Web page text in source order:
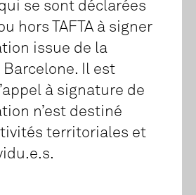
se sont déclarées
hors TAFTA à signer
issue de la
Il est
à signature de
n’est destiné
territoriales et